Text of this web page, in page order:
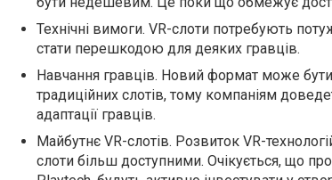
Технічні вимоги. VR-слоти потребують
стати перешкодою для деяких гравців.
Навчання гравців. Новий формат може
традиційних слотів, тому компаніям
адаптації гравців.
Майбутнє VR-слотів. Розвиток VR-
слоти більш доступними. Очікується, що